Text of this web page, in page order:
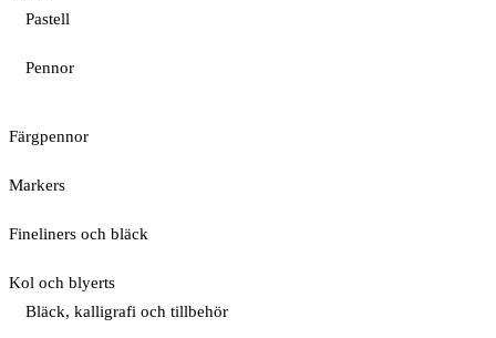
Pastell
Pennor
Färgpennor
Markers
Fineliners och bläck
Kol och blyerts
Bläck, kalligrafi och tillbehör